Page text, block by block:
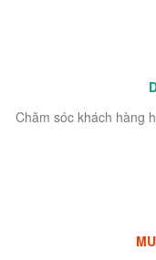
Chăm sóc khách hàng